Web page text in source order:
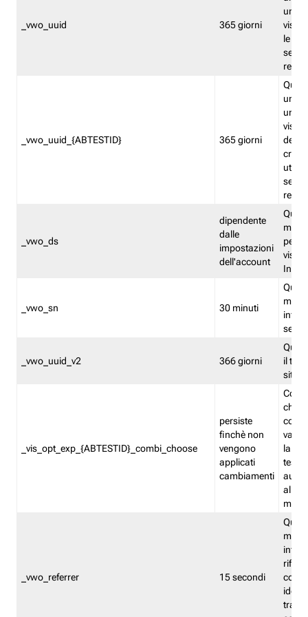
_vwo_uuid 365 giorni
le
_vwo_uuid_{ABTESTID} 365 giorni
un
del
_vwo_ds
dipendente
dalle
impostazioni
dell'account
_vwo_sn 30 minuti
_vwo_uuid_v2 366 giorni
il
sito
_vis_opt_exp_{ABTESTID}_combi_choose
persiste
finchè non
vengono
applicati
cambiamenti
che
la
test.
_vwo_referrer 15 secondi